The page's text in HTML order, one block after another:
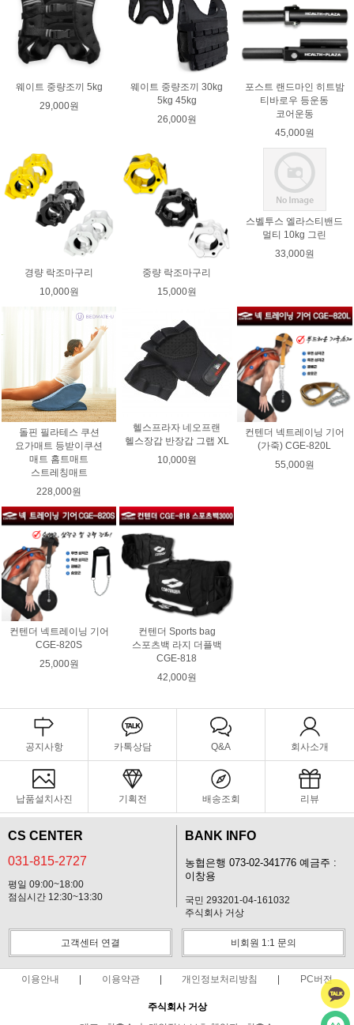
웨이트 중량조끼 5kg
29,000원
웨이트 중량조끼 30kg
5kg 45kg
26,000원
포스트 랜드마인 히트밤
티바로우 등운동
코어운동
45,000원
경량 락조마구리
10,000원
중량 락조마구리
15,000원
스벨투스 엘라스티밴드
멀티 10kg 그린
33,000원
돌핀 필라테스 쿠션
요가매트 등받이쿠션
매트 홈트매트
스트레칭매트
228,000원
헬스프라자 네오프랜
헬스장갑 반장갑 그랩 XL
10,000원
컨텐더 넥트레이닝 기어
(가죽) CGE-820L
55,000원
컨텐더 넥트레이닝 기어
CGE-820S
25,000원
컨텐더 Sports bag
스포츠백 라지 더플백
CGE-818
42,000원
공지사항 카톡상담 Q&A 회사소개
납품설치사진 기획전 배송조회 리뷰
CS CENTER
031-815-2727
평일 09:00~18:00
점심시간 12:30~13:30
BANK INFO
농협은행 073-02-341776 예금주 :
이창용
국민 293201-04-161032
주식회사 거상
고객센터 연결 비회원 1:1 문의
이용안내 이용약관 개인정보처리방침 PC버전
주식회사 거상